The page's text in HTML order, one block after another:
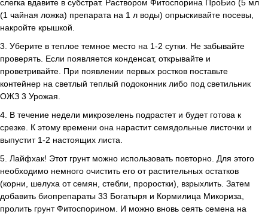
слегка вдавите в субстрат. Раствором Фитоспорина ПроБио (5 мл
(1 чайная ложка) препарата на 1 л воды) опрыскивайте посевы,
накройте крышкой.
3. Уберите в теплое темное место на 1-2 сутки. Не забывайте
проверять. Если появляется конденсат, открывайте и
проветривайте. При появлении первых ростков поставьте
контейнер на светлый теплый подоконник либо под светильник
ОЖЗ 3 Урожая.
4. В течение недели микрозелень подрастет и будет готова к
срезке. К этому времени она нарастит семядольные листочки и
выпустит 1-2 настоящих листа.
5. Лайфхак! Этот грунт можно использовать повторно. Для этого
необходимо немного очистить его от растительных остатков
(корни, шелуха от семян, стебли, проростки), взрыхлить. Затем
добавить биопрепараты 33 Богатыря и Кормилица Микориза,
пролить грунт Фитоспорином. И можно вновь сеять семена на